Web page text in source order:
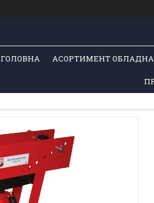
ГОЛОВНА АСОРТИМЕНТ